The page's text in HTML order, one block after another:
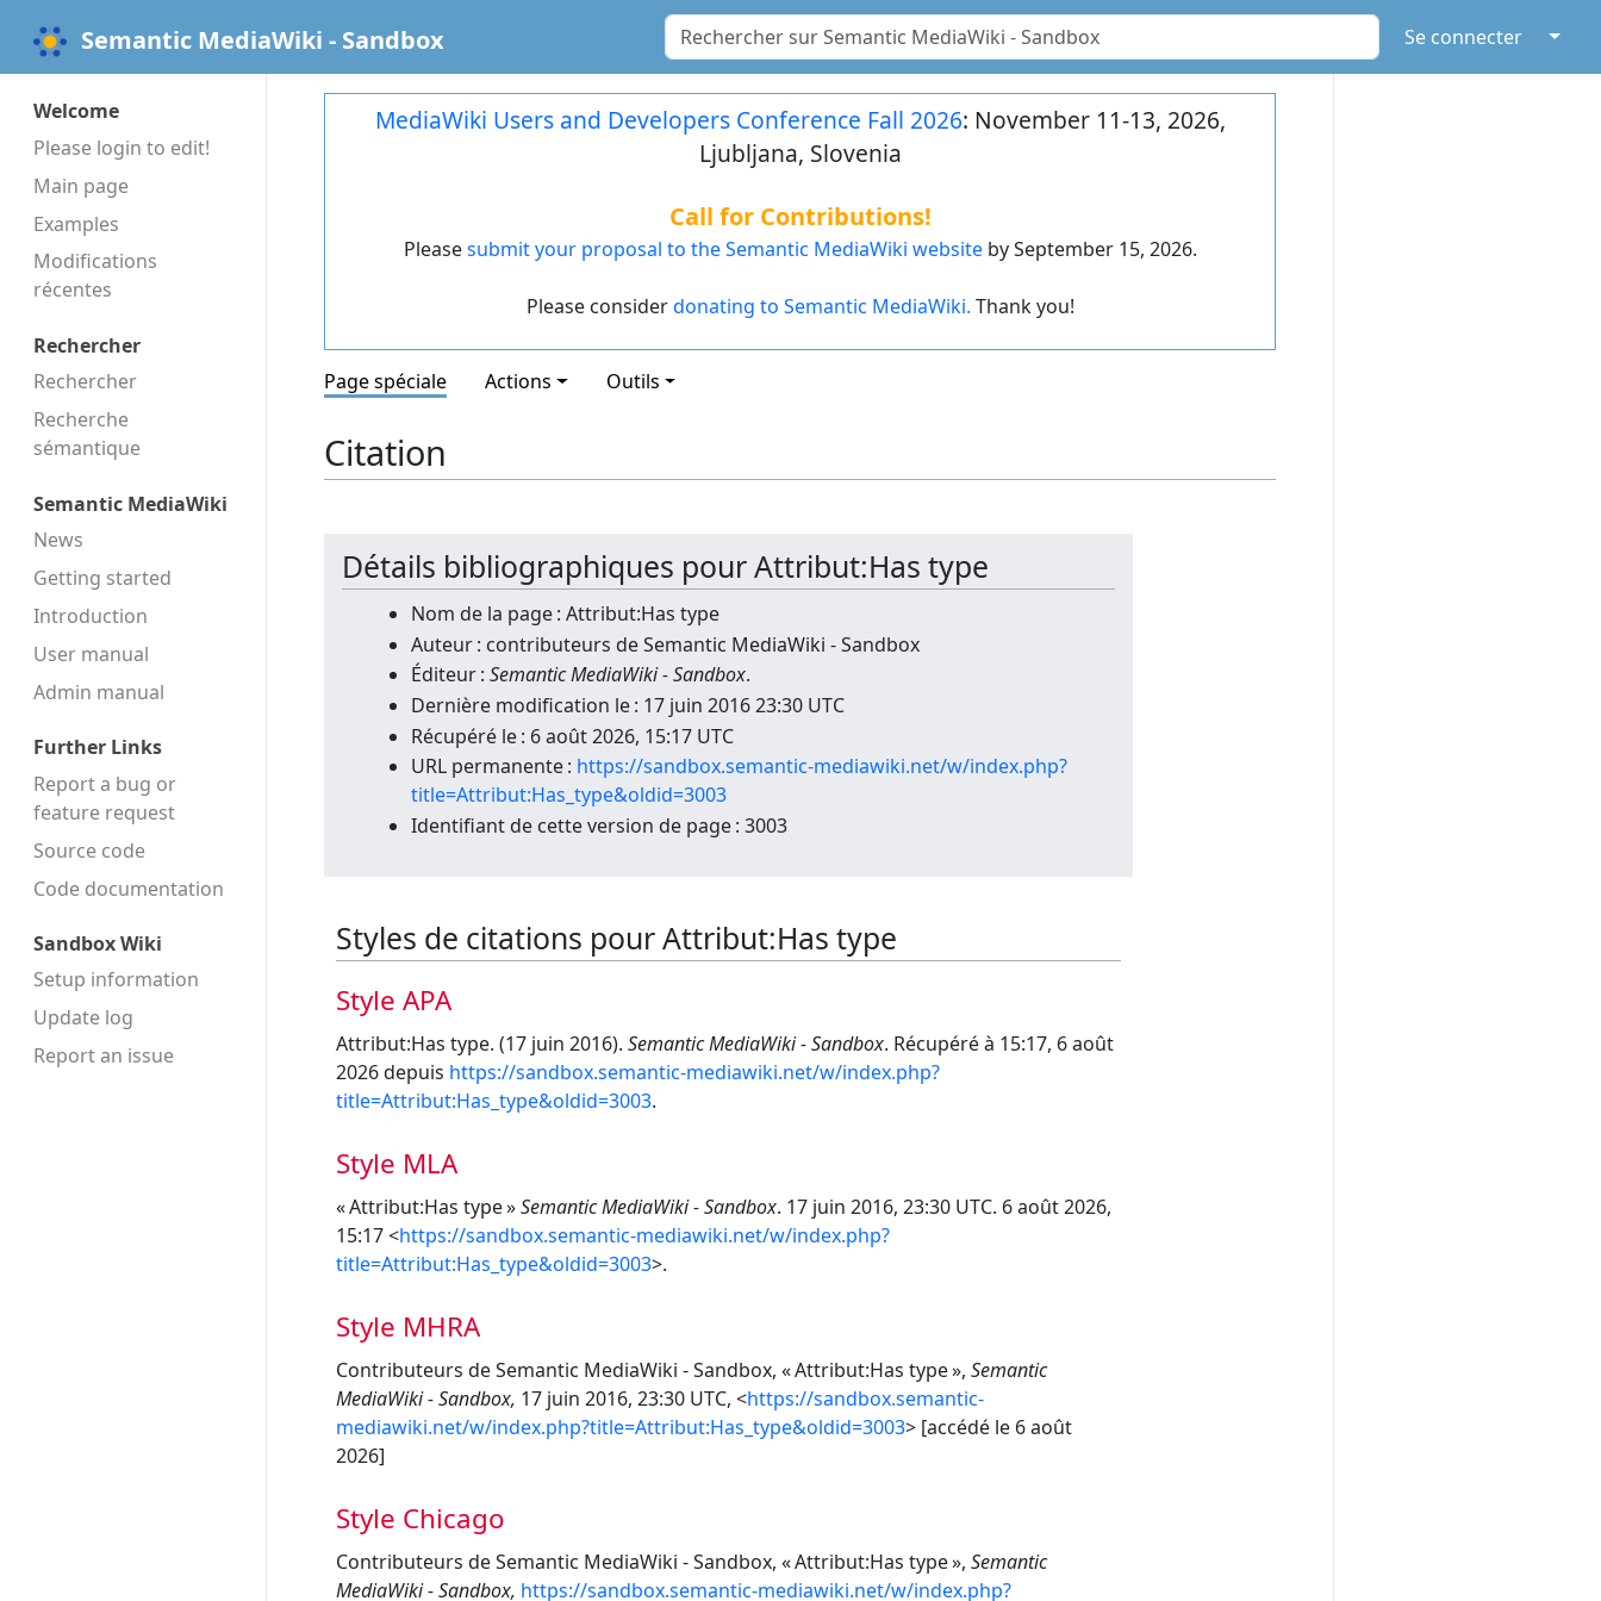
Semantic MediaWiki - Sandbox Se connecter ↓
Welcome
Please login to edit!
Main page
Examples
Modifications
récentes
Rechercher
Rechercher
Recherche
sémantique
Semantic MediaWiki
News
Getting started
Introduction
User manual
Admin manual
Further Links
Report a bug or
feature request
Source code
Code docu­mentation
Sandbox Wiki
Setup information
Update log
Report an issue
MediaWiki Users and Developers Conference Fall 2026: November 11-13, 2026,
Ljubljana, Slovenia
Call for Contributions!
Pleasesubmit your proposal to the Semantic MediaWiki websiteby September 15, 2026.
Please considerdonating to Semantic MediaWiki. Thank you!
Page spéciale Actions Outils
Citation
Détails bibliographiques pour Attribut:Has type
Nom de la page : Attribut:Has type
Auteur : contributeurs de Semantic MediaWiki - Sandbox
Éditeur : Semantic MediaWiki - Sandbox.
Dernière modification le : 17 juin 2016 23:30 UTC
Récupéré le : 6 août 2026, 15:17 UTC
URL permanente : https://sandbox.semantic-mediawiki.net/w/index.php?
title=Attribut:Has_type&oldid=3003
Identifiant de cette version de page : 3003
Styles de citations pour Attribut:Has type
Style APA
Attribut:Has type. (17 juin 2016). Semantic MediaWiki - Sandbox. Récupéré à 15:17, 6 août
2026 depuis https://sandbox.semantic-mediawiki.net/w/index.php?
title=Attribut:Has_type&oldid=3003.
Style MLA
« Attribut:Has type »Semantic MediaWiki - Sandbox. 17 juin 2016, 23:30 UTC. 6 août 2026,
15:17 <https://sandbox.semantic-mediawiki.net/w/index.php?
title=Attribut:Has_type&oldid=3003>.
Style MHRA
Contributeurs de Semantic MediaWiki - Sandbox, « Attribut:Has type », Semantic
MediaWiki - Sandbox, 17 juin 2016, 23:30 UTC, <https://sandbox.semantic-
mediawiki.net/w/index.php?title=Attribut:Has_type&oldid=3003> [accédé le 6 août
2026]
Style Chicago
Contributeurs de Semantic MediaWiki - Sandbox, « Attribut:Has type », Semantic
MediaWiki - Sandbox, https://sandbox.semantic-mediawiki.net/w/index.php?